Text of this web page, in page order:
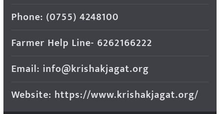
Phone: (0755) 4248100
Farmer Help Line- 6262166222
Email: info@krishakjagat.org
Website: https://www.krishakjagat.org/